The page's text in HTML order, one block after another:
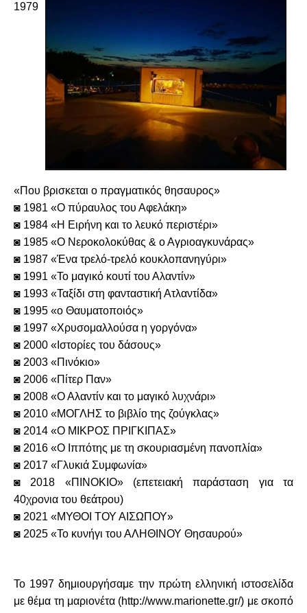
1979
«Που βρισκεται ο πραγματικός θησαυρος»
◙ 1981 «Ο πύραυλος του Αφελάκη»
◙ 1984 «Η Ειρήνη και το λευκό περιστέρι»
◙ 1985 «Ο Νεροκολοκύθας & ο Αγριοαγκυνάρας»
◙ 1987 «Ένα τρελό-τρελό κουκλοπανηγύρι»
◙ 1991 «Το μαγικό κουτί του Αλαντίν»
◙ 1993 «Ταξίδι στη φανταστική Ατλαντίδα»
◙ 1995 «ο Θαυματοποιός»
◙ 1997 «Χρυσομαλλούσα η γοργόνα»
◙ 2000 «Ιστορίες του δάσους»
◙ 2003 «Πινόκιο»
◙ 2006 «Πίτερ Παν»
◙ 2008 «Ο Αλαντίν και το μαγικό λυχνάρι»
◙ 2010 «ΜΟΓΛΗΣ το βιβλίο της ζούγκλας»
◙ 2014 «Ο ΜΙΚΡΟΣ ΠΡΙΓΚΙΠΑΣ»
◙ 2016 «Ο Ιππότης με τη σκουριασμένη πανοπλία»
◙ 2017 «Γλυκιά Συμφωνία»
◙ 2018 «ΠΙΝΟΚΙΟ» (επετειακή παράσταση για τα
40χρονια του θεάτρου)
◙ 2021 «ΜΥΘΟΙ ΤΟΥ ΑΙΣΩΠΟΥ»
◙ 2025 «Το κυνήγι του ΑΛΗΘΙΝΟΥ Θησαυρού»
Το 1997 δημιουργήσαμε την πρώτη ελληνική ιστοσελίδα
με θέμα τη μαριονέτα (http://www.marionette.gr/) με σκοπό